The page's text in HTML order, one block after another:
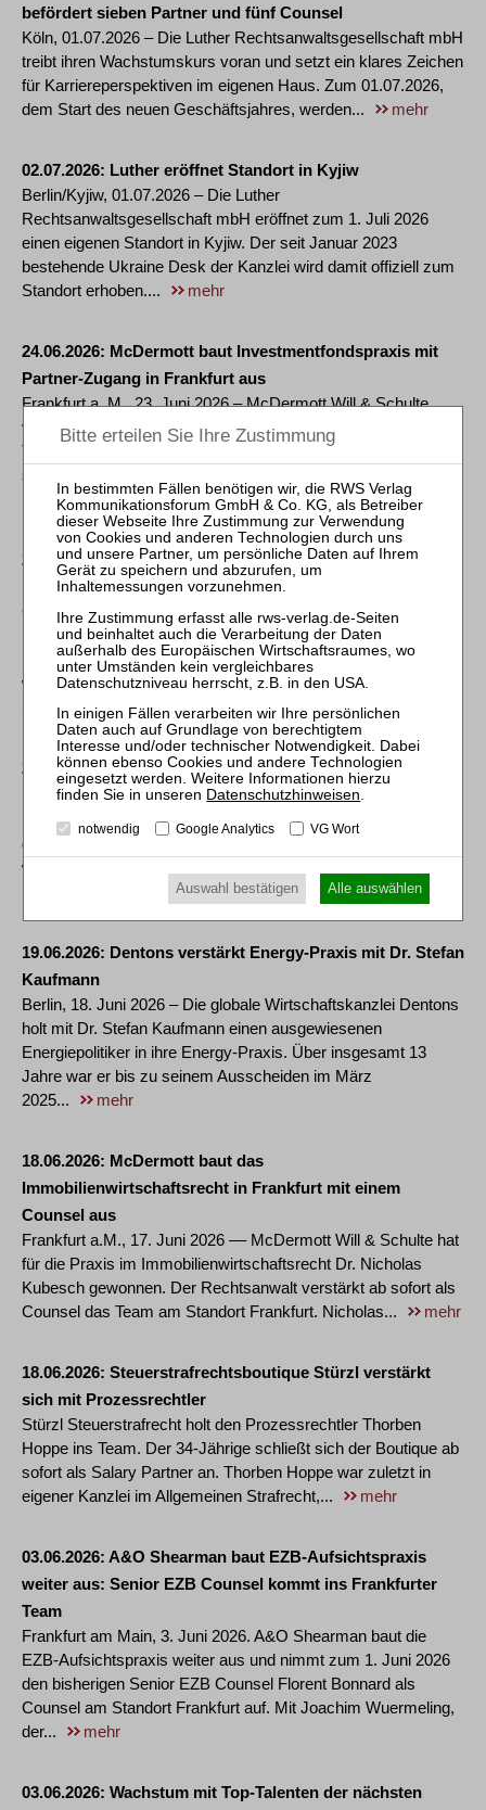
befördert sieben Partner und fünf Counsel
Köln, 01.07.2026 – Die Luther Rechtsanwaltsgesellschaft mbH
treibt ihren Wachstumskurs voran und setzt ein klares Zeichen
für Karriereperspektiven im eigenen Haus. Zum 01.07.2026,
dem Start des neuen Geschäftsjahres, werden...
mehr
02.07.2026 Luther eröffnet Standort in Kyjiw
Berlin/Kyjiw, 01.07.2026 – Die Luther
Rechtsanwaltsgesellschaft mbH eröffnet zum 1. Juli 2026
einen eigenen Standort in Kyjiw. Der seit Januar 2023
bestehende Ukraine Desk der Kanzlei wird damit offiziell zum
Standort erhoben....
mehr
24.06.2026 McDermott baut Investmentfondspraxis mit
Partner-Zugang in Frankfurt aus
Frankfurt a. M., 23. Juni 2026 – McDermott Will & Schulte
verstärkt die europäische Transaktionspraxis mit Olena
Tokman als Partnerin im Bereich Investmentfonds. Sie
schließt sich zum 1. August 2026 der Kanzlei am
Frankfurter...
mehr
23.06.2026 Baker McKenzie ernennt neuen Partner sowie
neue Counsel in Deutschland
Global/Frankfurt, 23. Juni 2026 – Baker McKenzie ernennt in
Deutschland mit Wirkung zum 1. Juli 2026 einen neuen
Partner und drei neue Counsel. Prof. Dr. Artur M. Swierczok
wurde zum Partner am Standort Frankfurt ernannt.
Seine...
mehr
22.06.2026
Freshfields gewinnt Daniel Möritz als neuen
Partner in München
Die globale Wirtschaftskanzlei Freshfields gibt heute bekannt,
dass sich Dr. Daniel Möritz ihrer Partnerschaft anschließt. Er
wird am Münchner Standort tätig sein. Daniel Möritz verfügt
über einen hervorragenden Ruf im...
mehr
19.06.2026 Dentons verstärkt Energy-Praxis mit Dr. Stefan
Kaufmann
Berlin, 18. Juni 2026 – Die globale Wirtschaftskanzlei Dentons
holt mit Dr. Stefan Kaufmann einen ausgewiesenen
Energiepolitiker in ihre Energy-Praxis. Über insgesamt 13
Jahre war er bis zu seinem Ausscheiden im März
2025...
mehr
18.06.2026 McDermott baut das
Immobilienwirtschaftsrecht in Frankfurt mit einem
Counsel aus
Frankfurt a.M., 17. Juni 2026 –– McDermott Will & Schulte hat
für die Praxis im Immobilienwirtschaftsrecht Dr. Nicholas
Kubesch gewonnen. Der Rechtsanwalt verstärkt ab sofort als
Counsel das Team am Standort Frankfurt. Nicholas...
mehr
18.06.2026 Steuerstrafrechtsboutique Stürzl verstärkt
sich mit Prozessrechtler
Stürzl Steuerstrafrecht holt den Prozessrechtler Thorben
Hoppe ins Team. Der 34-Jährige schließt sich der Boutique ab
sofort als Salary Partner an. Thorben Hoppe war zuletzt in
eigener Kanzlei im Allgemeinen Strafrecht,...
mehr
03.06.2026 A&O Shearman baut EZB-Aufsichtspraxis
weiter aus: Senior EZB Counsel kommt ins Frankfurter
Team
Frankfurt am Main, 3. Juni 2026. A&O Shearman baut die
EZB-Aufsichtspraxis weiter aus und nimmt zum 1. Juni 2026
den bisherigen Senior EZB Counsel Florent Bonnard als
Counsel am Standort Frankfurt auf. Mit Joachim Wuermeling,
der...
mehr
03.06.2026 Wachstum mit Top-Talenten der nächsten
Datenschutzhinweisen.
notwendig Google Analytics VG Wort
Auswahl bestätigen Alle auswählen